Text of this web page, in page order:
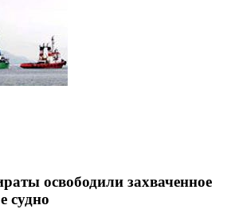
освободили захваченное
судно